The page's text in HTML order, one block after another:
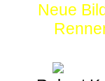
Neue